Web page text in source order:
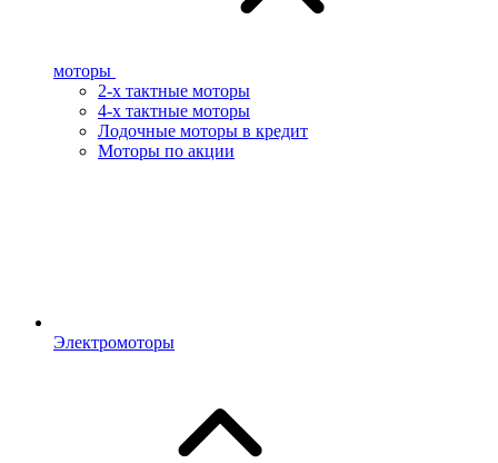
моторы
2-х тактные моторы
4-х тактные моторы
Лодочные моторы в кредит
Моторы по акции
Электромоторы